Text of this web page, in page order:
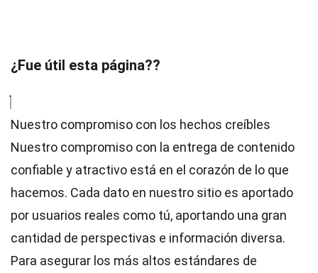
¿Fue útil esta página??
Nuestro compromiso con los hechos creíbles
Nuestro compromiso con la entrega de contenido
confiable y atractivo está en el corazón de lo que
hacemos. Cada dato en nuestro sitio es aportado
por usuarios reales como tú, aportando una gran
cantidad de perspectivas e información diversa.
Para asegurar los más altos estándares de